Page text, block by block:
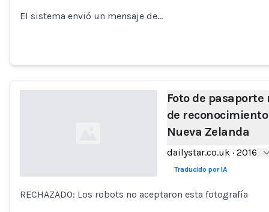
El sistema envió un mensaje de…
Foto de
de
Nueva Zelanda
dailystar.co.uk· 2016
Traducido por IA
RECHAZADO: Los robots no aceptaron esta fotografía